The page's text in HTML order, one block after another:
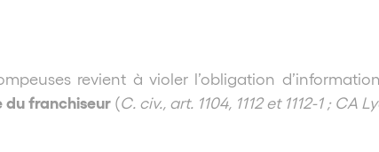
revient à violer l’obligation
du franchiseur (C. civ., art. 1104, 1112 et 1112-1 ;